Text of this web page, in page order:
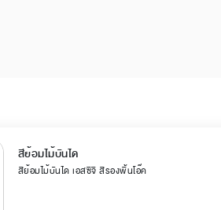
สีย้อมไม้บันได
สีย้อมไม้บันได เอสซีจี สีรองพื้นโอ๊ค